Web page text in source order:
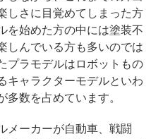
しさに目覚めてしまった方
を始めた方の中には塗装不
しんでいる方も多いのでは
プラモデルはロボットもの
キャラクターモデルといわ
多数を占めています。
ーカーが自動車、戦闘